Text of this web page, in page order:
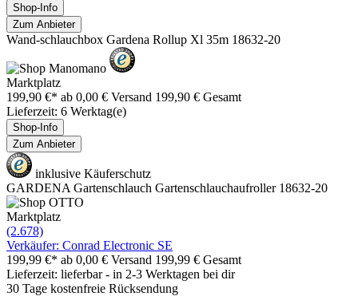
Shop-Info
Zum Anbieter
Wand-schlauchbox Gardena Rollup Xl 35m 18632-20
Marktplatz
199,90 €* ab 0,00 € Versand 199,90 € Gesamt
Lieferzeit: 6 Werktag(e)
Shop-Info
Zum Anbieter
inklusive Käuferschutz
GARDENA Gartenschlauch Gartenschlauchaufroller 18632-20
Marktplatz
(2.678)
Verkäufer: Conrad Electronic SE
199,99 €* ab 0,00 € Versand 199,99 € Gesamt
Lieferzeit: lieferbar - in 2-3 Werktagen bei dir
30 Tage kostenfreie Rücksendung